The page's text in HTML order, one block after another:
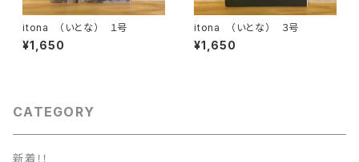
itona （いとな） １号
¥1,650
itona （いとな） ３号
¥1,650
CATEGORY
新着！！